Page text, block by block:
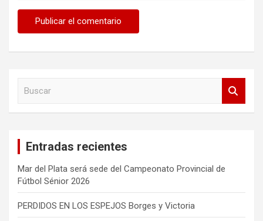
Entradas recientes
Mar del Plata será sede del Campeonato Provincial de
Fútbol Sénior 2026
PERDIDOS EN LOS ESPEJOS Borges y Victoria